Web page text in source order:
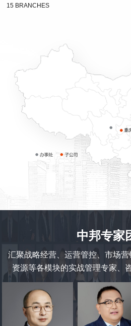
15 BRANCHES
中邦专家
汇聚战略经营、运营管控、市场
资源等各模块的实战管理专家、